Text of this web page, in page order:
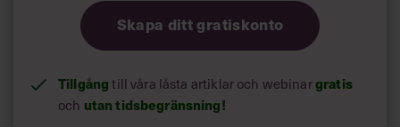
Skapa ditt gratiskonto
Tillgångtill våra låsta artiklar och webinargratis
och utan tidsbegränsning!